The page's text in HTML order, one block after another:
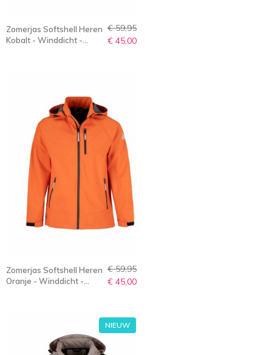
Zomerjas Softshell Heren
Kobalt - Winddicht -
€ 59,95
€ 45,00
Zomerjas Softshell Heren
Oranje - Winddicht -
€ 59,95
€ 45,00
NIEUW